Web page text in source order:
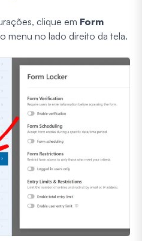
clique em Form
menu no lado direito da tela.